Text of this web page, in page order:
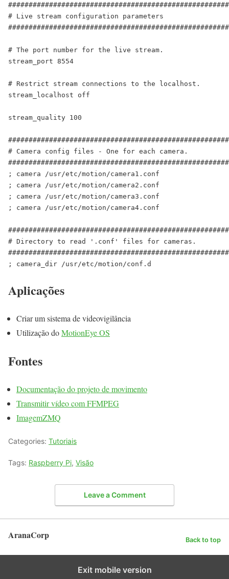
# Live stream configuration parameters
# The port number for the live stream.
stream_port 8554
# Restrict stream connections to the localhost.
stream_localhost off
stream_quality 100
# Camera config files - One for each camera.
; camera /usr/etc/motion/camera1.conf
; camera /usr/etc/motion/camera2.conf
; camera /usr/etc/motion/camera3.conf
; camera /usr/etc/motion/camera4.conf
# Directory to read '.conf' files for cameras.
; camera_dir /usr/etc/motion/conf.d
Aplicações
Criar um sistema de videovigilância
Utilização doMotionEye OS
Fontes
Documentação do projeto de movimento
Transmitir vídeo com FFMPEG
ImagemZMQ
Categories: Tutoriais
Tags: Raspberry Pi, Visão
Leave a Comment
AranaCorp Back to top
Exit mobile version